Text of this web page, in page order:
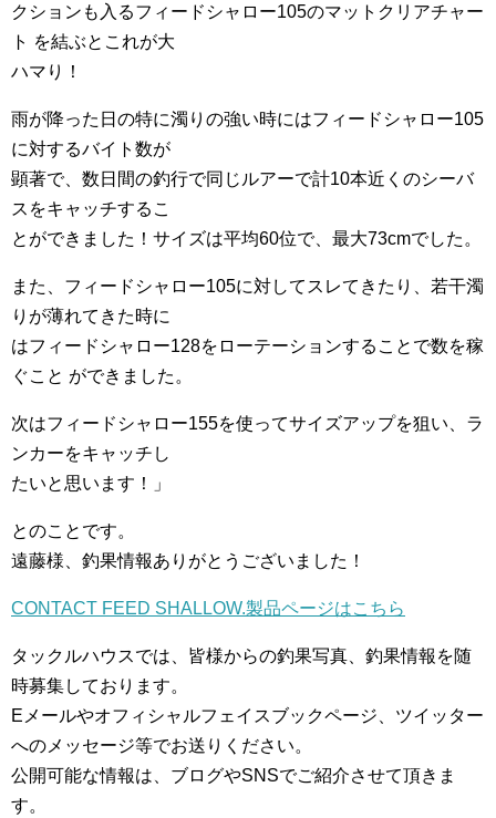
クションも入るフィードシャロー105のマットクリアチャー
ト を結ぶとこれが大
ハマり！
雨が降った日の特に濁りの強い時にはフィードシャロー105
に対するバイト数が
顕著で、数日間の釣行で同じルアーで計10本近くのシーバ
スをキャッチするこ
とができました！サイズは平均60位で、最大73cmでした。
また、フィードシャロー105に対してスレてきたり、若干濁
りが薄れてきた時に
はフィードシャロー128をローテーションすることで数を稼
ぐこと ができました。
次はフィードシャロー155を使ってサイズアップを狙い、ラ
ンカーをキャッチし
たいと思います！」
とのことです。
遠藤様、釣果情報ありがとうございました！
CONTACT FEED SHALLOW.製品ページはこちら
タックルハウスでは、皆様からの釣果写真、釣果情報を随
時募集しております。
Eメールやオフィシャルフェイスブックページ、ツイッター
へのメッセージ等でお送りください。
公開可能な情報は、ブログやSNSでご紹介させて頂きま
す。